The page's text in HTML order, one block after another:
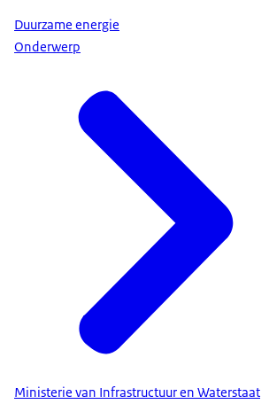
Duurzame energie
Onderwerp
Ministerie van Infrastructuur en Waterstaat